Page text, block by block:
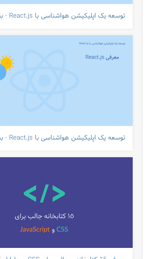
توسعه یک اپلیکیشن هواشناسی با React.js - بخش دوم
توسعه یک اپلیکیشن هواشناسی با React.js - بخش اول